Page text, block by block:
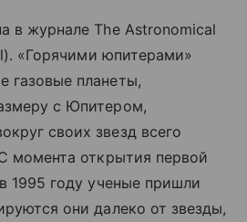
в журнале The Astronomical
«Горячими юпитерами»
газовые планеты,
с Юпитером,
своих звезд всего
момента открытия первой
в 1995 году ученые пришли
они далеко от звезды,